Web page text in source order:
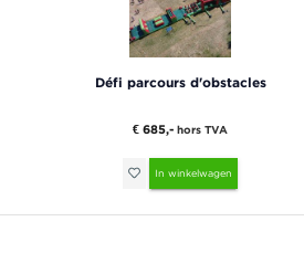
Défi parcours d'obstacles
€ 685,- hors TVA
In winkelwagen